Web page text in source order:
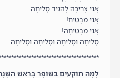
אֲנִי צְרִיכָה לְהַגִּיד סְלִיחָה
אֲנִי מַבְטִיחַ!
אֲנִי מַבְטִיחָה!
סְלִיחָה וּסְלִיחָה וּסְלִיחָה וּסְלִיחָה.
לָמָּה תּוֹקְעִים בַּשּׁוֹפָר בְּרֹאשׁ